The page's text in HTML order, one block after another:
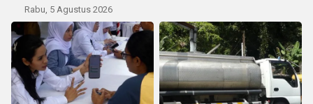
Rabu, 5 Agustus 2026